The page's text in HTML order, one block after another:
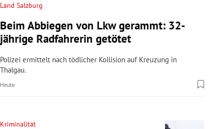
Land Salzburg
Beim Abbiegen von Lkw gerammt: 32-
jährige Radfahrerin getötet
Polizei ermittelt nach tödlicher Kollision auf Kreuzung in
Thalgau.
Heute
Kriminalität